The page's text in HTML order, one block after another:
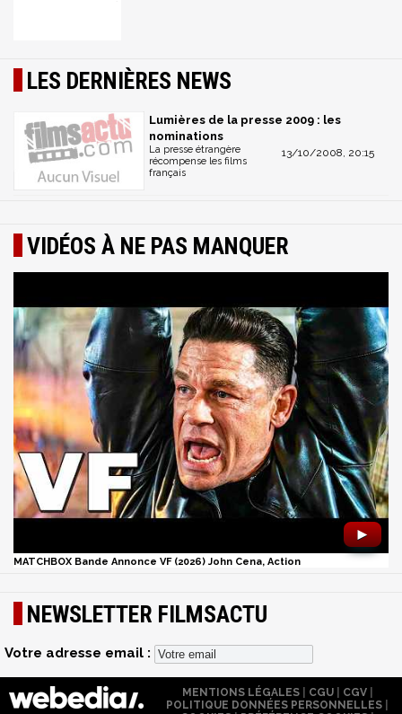
LES DERNIÈRES NEWS
Lumières de la presse 2009 : les
nominations
13/10/2008, 20:15
La presse étrangère
récompense les films
français
VIDÉOS À NE PAS MANQUER
►
MATCHBOX Bande Annonce VF (2026) John Cena, Action
NEWSLETTER FILMSACTU
Votre adresse email :
MENTIONS LÉGALES| CGU| CGV|
POLITIQUE DONNÉES PERSONNELLES